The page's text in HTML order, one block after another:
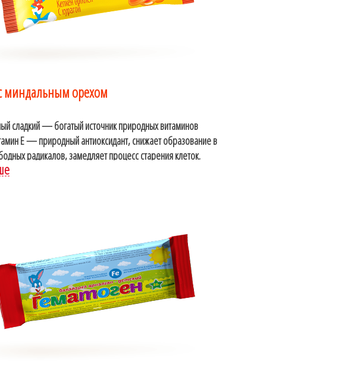
миндальным орехом
сладкий — богатый источник природных витаминов
Е — природный антиоксидант, снижает образование в
радикалов, замедляет процесс старения клеток.